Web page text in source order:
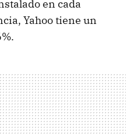
en cada
Yahoo tiene un